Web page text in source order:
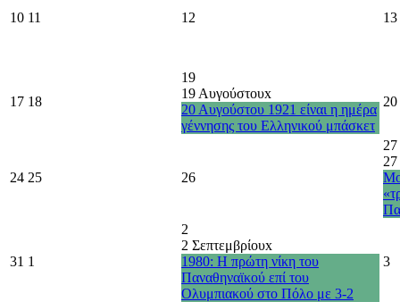
10 11 12 13
17 18
19
19 Αυγούστουx
20 Αυγούστου 1921 είναι η ημέρα
γέννησης του Ελληνικού μπάσκετ
20
24 25 26
27
31 1
2
2 Σεπτεμβρίουx
1980: Η πρώτη νίκη του
Παναθηναϊκού επί του
Ολυμπιακού στο Πόλο με 3-2
3